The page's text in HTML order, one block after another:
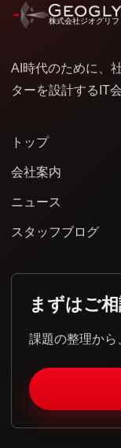
株式会社ジオグリ
AI時代のために、
ターを設計するIT会
トップ
会社案内
ニュース
スタッフブログ
まずはご
課題の整理から